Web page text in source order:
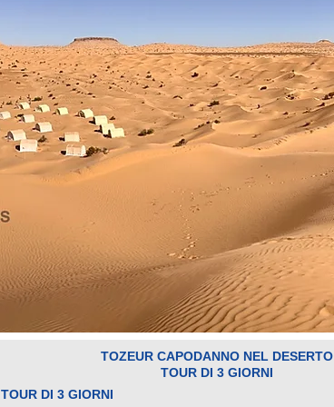
TOZEUR CAPODANNO NEL DESERTO
TOUR DI 3 GIORNI
TOUR DI 3 GIORNI